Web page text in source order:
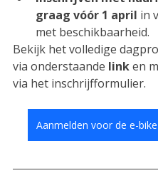
graag vóór 1 april in
met beschikbaarheid.
Bekijk het volledige
via onderstaande link en
via het inschrijfformulier.
Aanmelden voor de e-